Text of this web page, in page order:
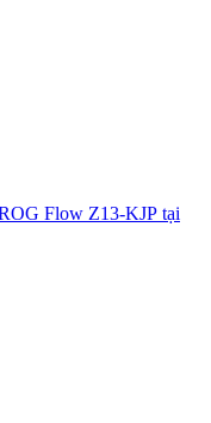
Flow Z13-KJP tại